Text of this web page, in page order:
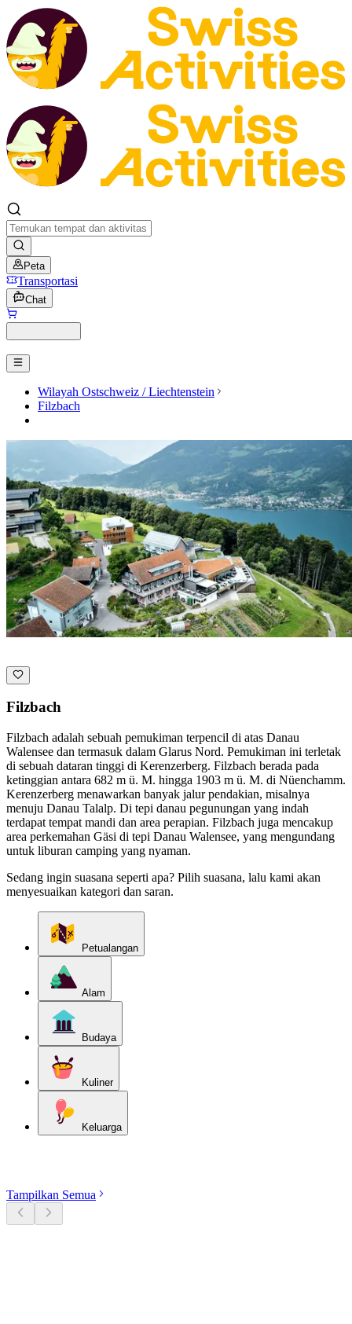
Peta
Transportasi
Chat
Wilayah Ostschweiz / Liechtenstein
Filzbach
Filzbach
Filzbach adalah sebuah pemukiman terpencil di atas Danau
Walensee dan termasuk dalam Glarus Nord. Pemukiman ini terletak
di sebuah dataran tinggi di Kerenzerberg. Filzbach berada pada
ketinggian antara 682 m ü. M. hingga 1903 m ü. M. di Nüenchamm.
Kerenzerberg menawarkan banyak jalur pendakian, misalnya
menuju Danau Talalp. Di tepi danau pegunungan yang indah
terdapat tempat mandi dan area perapian. Filzbach juga mencakup
area perkemahan Gäsi di tepi Danau Walensee, yang mengundang
untuk liburan camping yang nyaman.
Sedang ingin suasana seperti apa? Pilih suasana, lalu kami akan
menyesuaikan kategori dan saran.
Petualangan
Alam
Budaya
Kuliner
Keluarga
Tampilkan Semua